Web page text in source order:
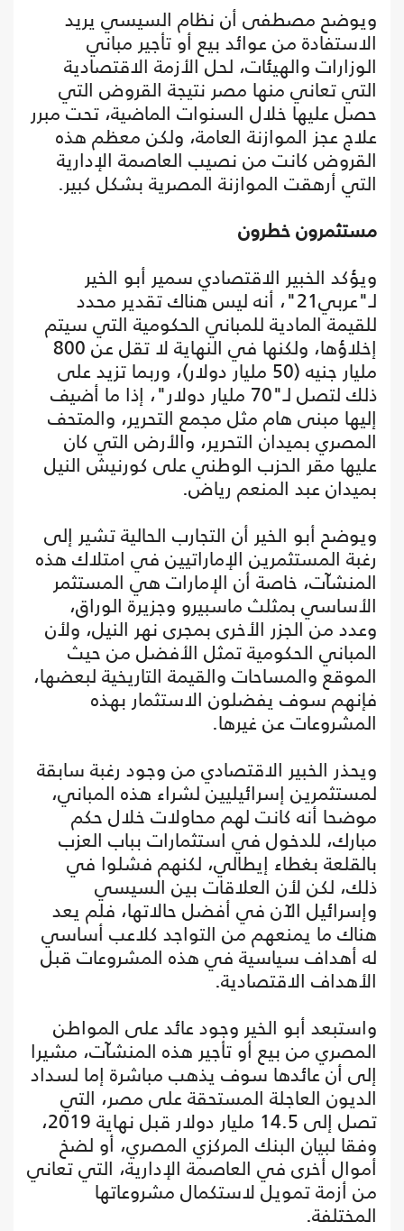
ويوضح مصطفى أن نظام السيسي يريد
الاستفادة من عوائد بيع أو تأجير مباني
الوزارات والهيئات، لحل الأزمة الاقتصادية
التي تعاني منها مصر نتيجة القروض التي
حصل عليها خلال السنوات الماضية، تحت مبرر
علاج عجز الموازنة العامة، ولكن معظم هذه
القروض كانت من نصيب العاصمة الإدارية
التي أرهقت الموازنة المصرية بشكل كبير.
مستثمرون خطرون
ويؤكد الخبير الاقتصادي سمير أبو الخير
لـ"عربي21"، أنه ليس هناك تقدير محدد
للقيمة المادية للمباني الحكومية التي سيتم
إخلاؤها، ولكنها في النهاية لا تقل عن 800
مليار جنيه (50 مليار دولار)، وربما تزيد على
ذلك لتصل لـ"70 مليار دولار"، إذا ما أضيف
إليها مبنى هام مثل مجمع التحرير، والمتحف
المصري بميدان التحرير، والأرض التي كان
عليها مقر الحزب الوطني على كورنيش النيل
بميدان عبد المنعم رياض.
ويوضح أبو الخير أن التجارب الحالية تشير إلى
رغبة المستثمرين الإماراتيين في امتلاك هذه
المنشآت، خاصة أن الإمارات هي المستثمر
الأساسي بمثلث ماسبيرو وجزيرة الوراق،
وعدد من الجزر الأخرى بمجرى نهر النيل، ولأن
المباني الحكومية تمثل الأفضل من حيث
الموقع والمساحات والقيمة التاريخية لبعضها،
فإنهم سوف يفضلون الاستثمار بهذه
المشروعات عن غيرها.
ويحذر الخبير الاقتصادي من وجود رغبة سابقة
لمستثمرين إسرائيليين لشراء هذه المباني،
موضحا أنه كانت لهم محاولات خلال حكم
مبارك، للدخول في استثمارات بباب العزب
بالقلعة بغطاء إيطالي، لكنهم فشلوا في
ذلك، لكن لأن العلاقات بين السيسي
وإسرائيل الآن في أفضل حالاتها، فلم يعد
هناك ما يمنعهم من التواجد كلاعب أساسي
له أهداف سياسية في هذه المشروعات قبل
الأهداف الاقتصادية.
واستبعد أبو الخير وجود عائد على المواطن
المصري من بيع أو تأجير هذه المنشآت، مشيرا
إلى أن عائدها سوف يذهب مباشرة إما لسداد
الديون العاجلة المستحقة على مصر، التي
تصل إلى 14.5 مليار دولار قبل نهاية 2019،
وفقا لبيان البنك المركزي المصري، أو لضخ
أموال أخرى في العاصمة الإدارية، التي تعاني
من أزمة تمويل لاستكمال مشروعاتها
المختلفة.